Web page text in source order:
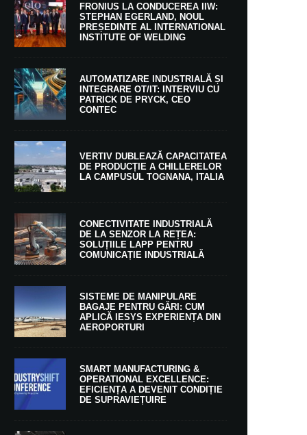
FRONIUS LA CONDUCEREA IIW:
STEPHAN EGERLAND, NOUL
PREȘEDINTE AL INTERNATIONAL
INSTITUTE OF WELDING
AUTOMATIZARE INDUSTRIALĂ ȘI
INTEGRARE OT/IT: INTERVIU CU
PATRICK DE PRYCK, CEO
CONTEC
VERTIV DUBLEAZĂ CAPACITATEA
DE PRODUCȚIE A CHILLERELOR
LA CAMPUSUL TOGNANA, ITALIA
CONECTIVITATE INDUSTRIALĂ
DE LA SENZOR LA REȚEA:
SOLUȚIILE LAPP PENTRU
COMUNICAȚIE INDUSTRIALĂ
SISTEME DE MANIPULARE
BAGAJE PENTRU GĂRI: CUM
APLICĂ IESYS EXPERIENȚA DIN
AEROPORTURI
SMART MANUFACTURING &
OPERATIONAL EXCELLENCE:
EFICIENȚA A DEVENIT CONDIȚIE
DE SUPRAVIEȚUIRE